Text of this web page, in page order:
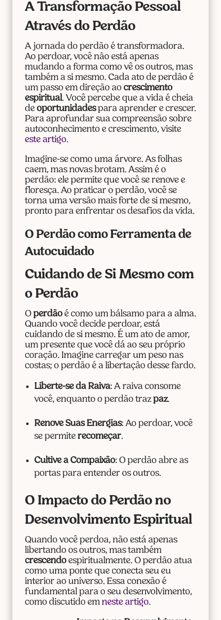
A Transformação Pessoal
Através do Perdão
A jornada do perdão é transformadora.
Ao perdoar, você não está apenas
mudando a forma como vê os outros, mas
também a si mesmo. Cada ato de perdão é
um passo em direção ao crescimento
espiritual. Você percebe que a vida é cheia
de oportunidadespara aprender e crescer.
Para aprofundar sua compreensão sobre
autoconhecimento e crescimento, visite
este artigo.
Imagine-se como uma árvore. As folhas
caem, mas novas brotam. Assim é o
perdão: ele permite que você se renove e
floresça. Ao praticar o perdão, você se
torna uma versão mais forte de si mesmo,
pronto para enfrentar os desafios da vida.
O Perdão como Ferramenta de
Autocuidado
Cuidando de Si Mesmo com
o Perdão
O perdãoé como um bálsamo para a alma.
Quando você decide perdoar, está
cuidando de si mesmo. É um ato de amor,
um presente que você dá ao seu próprio
coração. Imagine carregar um peso nas
costas; o perdão é a libertação desse fardo.
Liberte-se da Raiva: A raiva consome
você, enquanto o perdão traz paz.
Renove Suas Energias: Ao perdoar, você
se permite recomeçar.
Cultive a Compaixão: O perdão abre as
portas para entender os outros.
O Impacto do Perdão no
Desenvolvimento Espiritual
Quando você perdoa, não está apenas
libertando os outros, mas também
crescendoespiritualmente. O perdão atua
como uma ponte que conecta seu eu
interior ao universo. Essa conexão é
fundamental para o seu desenvolvimento,
como discutido em neste artigo.